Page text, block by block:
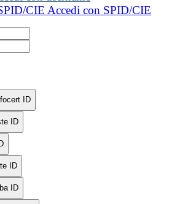
CIE Accedi con SPID/CIE